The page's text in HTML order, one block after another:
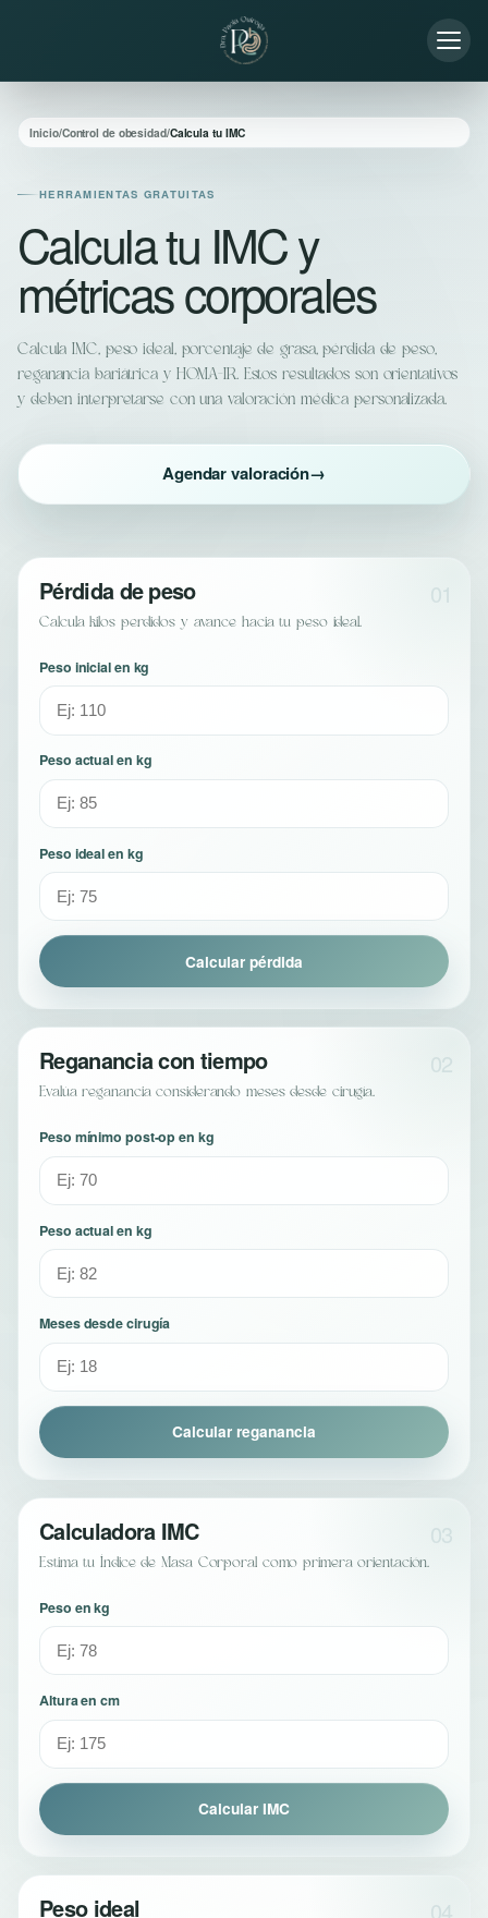
Inicio/Control de obesidad/Calcula tu IMC
HERRAMIENTAS GRATUITAS
Calcula tu IMC y
métricas corporales
Calcula IMC, peso ideal, porcentaje de grasa, pérdida de peso,
reganancia bariátrica y HOMA-IR. Estos resultados son orientativos
y deben interpretarse con una valoración médica personalizada.
Agendar valoración→
01
Pérdida de peso
Calcula kilos perdidos y avance hacia tu peso ideal.
Peso inicial en kg
Peso actual en kg
Peso ideal en kg
Calcular pérdida
02
Reganancia con tiempo
Evalúa reganancia considerando meses desde cirugía.
Peso mínimo post-op en kg
Peso actual en kg
Meses desde cirugía
Calcular reganancia
03
Calculadora IMC
Estima tu Índice de Masa Corporal como primera orientación.
Peso en kg
Altura en cm
Calcular IMC
04
Peso ideal